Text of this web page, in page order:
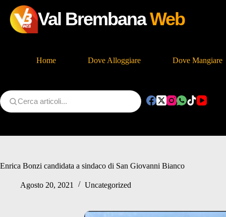
Val BrembanaWeb
Home Dove Alloggiare Dove Mangiare
Enrica Bonzi candidata a sindaco di San Giovanni Bianco
Agosto 20, 2021 Uncategorized